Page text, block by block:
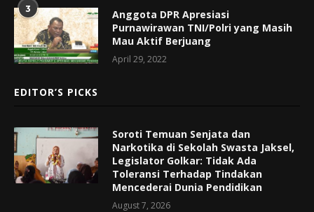
3
Anggota DPR Apresiasi
Purnawirawan TNI/Polri yang Masih
Mau Aktif Berjuang
April 29, 2022
EDITOR’S PICKS
Soroti Temuan Senjata dan
Narkotika di Sekolah Swasta Jaksel,
Legislator Golkar: Tidak Ada
Toleransi Terhadap Tindakan
Mencederai Dunia Pendidikan
August 7, 2026